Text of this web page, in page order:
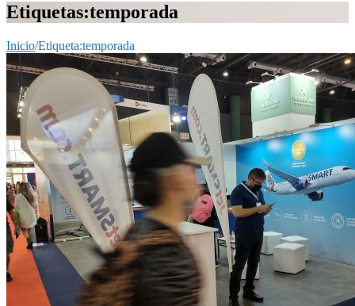
Etiquetas:temporada
Inicio/Etiqueta:temporada